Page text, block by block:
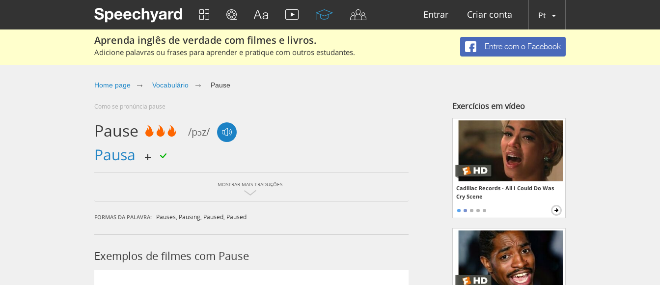
Entrar Criar conta Pt
Aprenda inglês de verdade com filmes e livros.
Adicione palavras ou frases para aprender e pratique com outros estudantes.
Entre com o Facebook
Home page Vocabulário Pause
Como se pronúncia pause
Pause /pɔz/
pausa
MOSTRAR MAIS TRADUÇÕES
FORMAS DA PALAVRA: Pauses Pausing Paused Paused
Exemplos de filmes com Pause
Exercícios em vídeo
Cadillac Records - All I Could Do Was
Cry Scene